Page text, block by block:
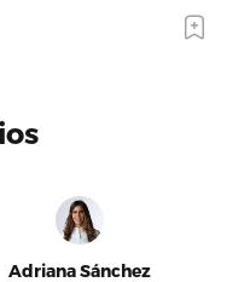
Adriana Sánchez